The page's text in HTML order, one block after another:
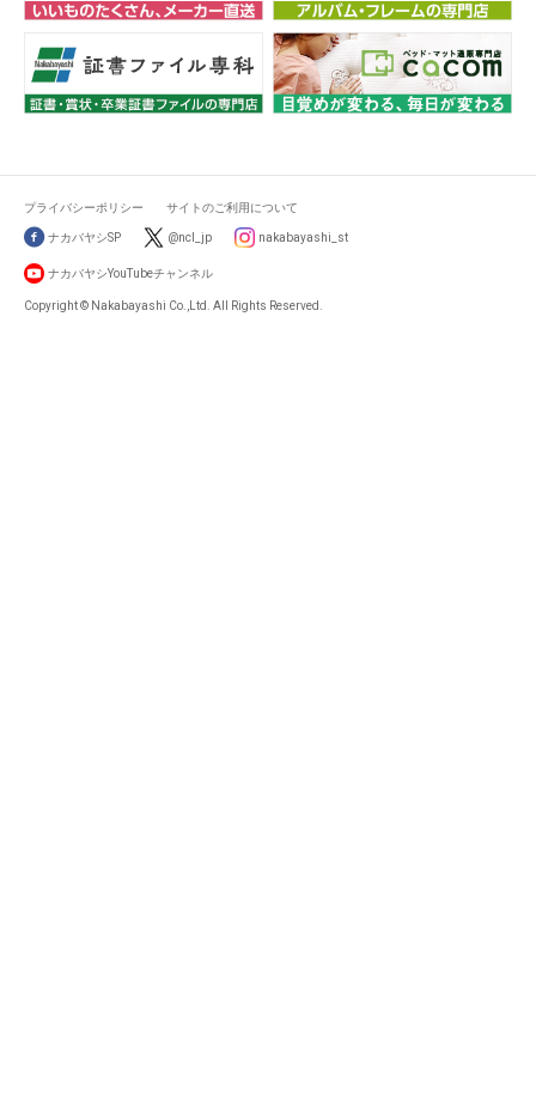
プライバシーポリシー サイトのご利用について
ナカバヤシSP @ncl_jp nakabayashi_st
ナカバヤシYouTubeチャンネル
Copyright © Nakabayashi Co.,Ltd. All Rights Reserved.